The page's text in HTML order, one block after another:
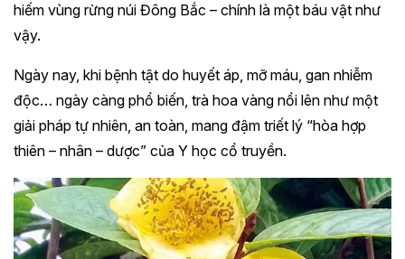
hiếm vùng rừng núi Đông Bắc – chính là một báu vật như
vậy.
Ngày nay, khi bệnh tật do huyết áp, mỡ máu, gan nhiễm
độc… ngày càng phổ biến, trà hoa vàng nổi lên như một
giải pháp tự nhiên, an toàn, mang đậm triết lý “hòa hợp
thiên – nhân – dược” của Y học cổ truyền.